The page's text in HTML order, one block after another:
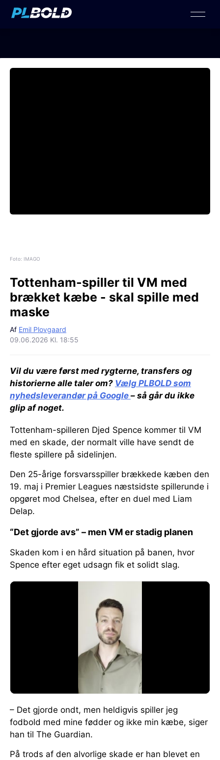
Foto: IMAGO
Tottenham-spiller til VM med
brækket kæbe - skal spille med
maske
Af Emil Plovgaard
09.06.2026 Kl. 18:55
Vil du være først med rygterne, transfers og
historierne alle taler om? Vælg PLBOLD som
nyhedsleverandør på Google – så går du ikke
glip af noget.
Tottenham-spilleren Djed Spence kommer til VM
med en skade, der normalt ville have sendt de
fleste spillere på sidelinjen.
Den 25-årige forsvarsspiller brækkede kæben den
19. maj i Premier Leagues næstsidste spillerunde i
opgøret mod Chelsea, efter en duel med Liam
Delap.
“Det gjorde avs” – men VM er stadig planen
Skaden kom i en hård situation på banen, hvor
Spence efter eget udsagn fik et solidt slag.
– Det gjorde ondt, men heldigvis spiller jeg
fodbold med mine fødder og ikke min kæbe, siger
han til The Guardian.
På trods af den alvorlige skade er han blevet en